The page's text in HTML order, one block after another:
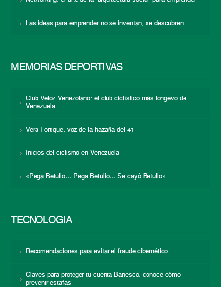
Las ideas para emprender no se inventan, se descubren
MEMORIAS DEPORTIVAS
Club Veloz Venezolano: el club ciclístico más longevo de
Venezuela
Vera Fortique: voz de la hazaña del 41
Inicios del ciclismo en Venezuela
«Pega Betulio… Pega Betulio… Se cayó Betulio»
TECNOLOGÍA
Recomendaciones para evitar el fraude cibernético
Claves para proteger tu cuenta Banesco: conoce cómo
prevenir estafas